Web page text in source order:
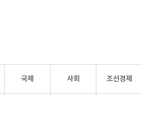
국제 사회 조선경제